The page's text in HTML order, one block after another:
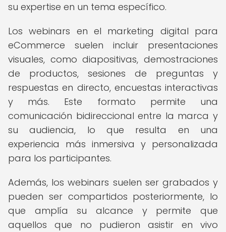
su expertise en un tema específico.
Los webinars en el marketing digital para
eCommerce suelen incluir presentaciones
visuales, como diapositivas, demostraciones
de productos, sesiones de preguntas y
respuestas en directo, encuestas interactivas
y más. Este formato permite una
comunicación bidireccional entre la marca y
su audiencia, lo que resulta en una
experiencia más inmersiva y personalizada
para los participantes.
Además, los webinars suelen ser grabados y
pueden ser compartidos posteriormente, lo
que amplía su alcance y permite que
aquellos que no pudieron asistir en vivo